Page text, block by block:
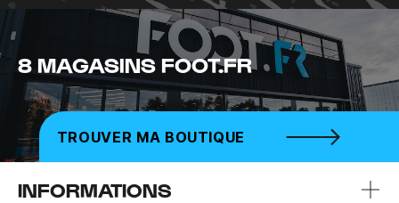
8 MAGASINS FOOT.FR
TROUVER MA BOUTIQUE
INFORMATIONS